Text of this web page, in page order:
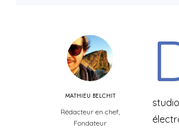
MATHIEU BELCHIT
Rédacteur en chef,
Fondateur